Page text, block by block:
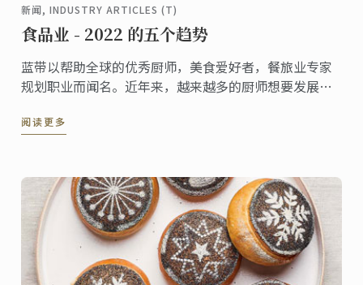
新闻, INDUSTRY ARTICLES (T)
食品业 - 2022 的五个趋势
蓝带以帮助全球的优秀厨师，美食爱好者，餐旅业专家
规划职业而闻名。近年来，越来越多的厨师想要发展自
为了学生追求餐旅业职业生涯强烈的动力。市场研究和
2022年应该牢记的趋势。
阅读更多